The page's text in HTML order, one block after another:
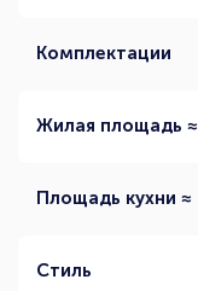
Комплектации
Жилая площадь ≈
Площадь кухни ≈
Стиль